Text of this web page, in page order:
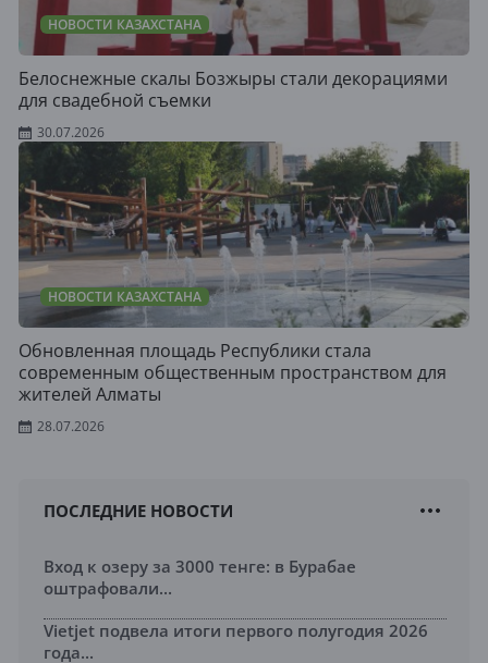
НОВОСТИ КАЗАХСТАНА
Белоснежные скалы Бозжыры стали декорациями
для свадебной съемки
30.07.2026
НОВОСТИ КАЗАХСТАНА
Обновленная площадь Республики стала
современным общественным пространством для
жителей Алматы
28.07.2026
ПОСЛЕДНИЕ НОВОСТИ
Вход к озеру за 3000 тенге: в Бурабае
оштрафовали...
Vietjet подвела итоги первого полугодия 2026
года...